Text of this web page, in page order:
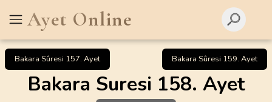
Ayet Online
Bakara Sûresi 157. Ayet Bakara Sûresi 159. Ayet
Bakara Suresi 158. Ayet